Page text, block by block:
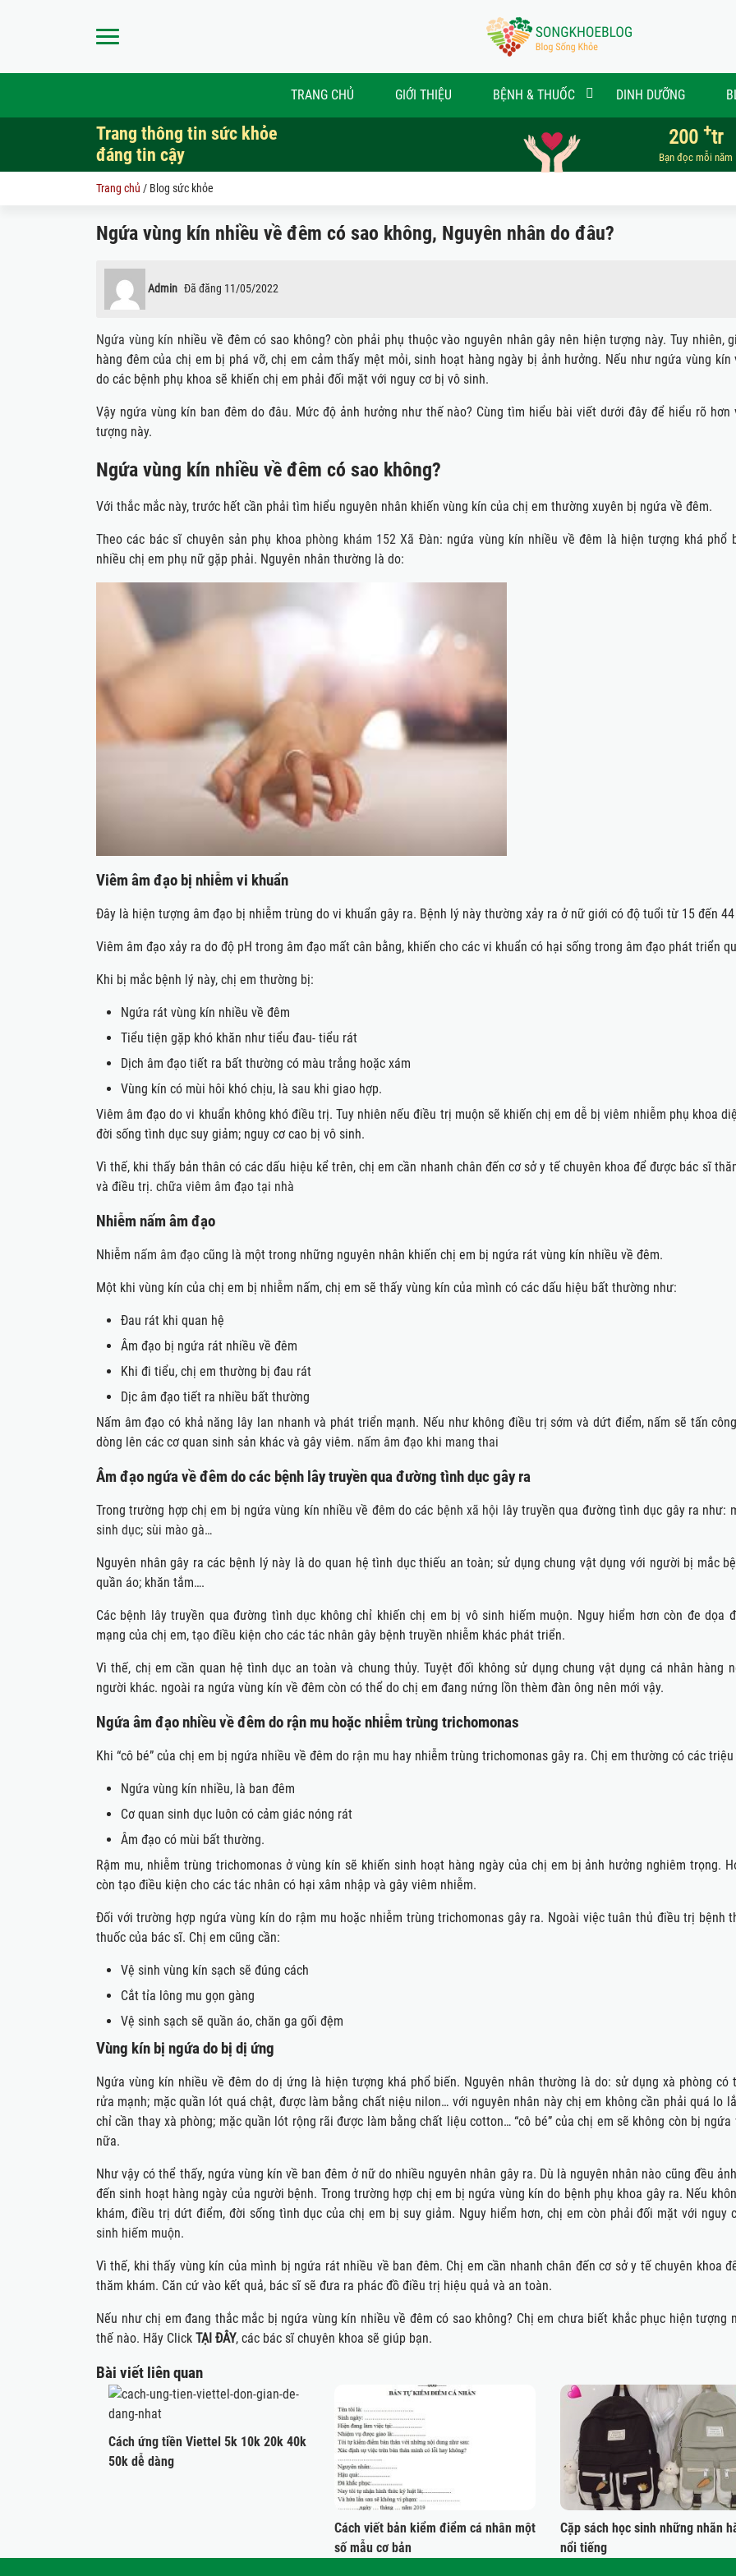
TRANG CHỦ GIỚI THIỆU BỆNH & THUỐC DINH DƯỠNG
Trang thông tin sức khỏe
đáng tin cậy
200 +tr
Bạn đọc mỗi năm
Trang chủ / Blog sức khỏe
Ngứa vùng kín nhiều về đêm có sao không, Nguyên nhân do đâu?
Admin Đã đăng 11/05/2022
Ngứa vùng kín nhiều về đêm có sao không? còn phải phụ thuộc vào nguyên nhân gây nên hiện tượng này. Tuy nhiên,
hàng đêm của chị em bị phá vỡ, chị em cảm thấy mệt mỏi, sinh hoạt hàng ngày bị ảnh hưởng. Nếu như ngứa vùng kín
do các bệnh phụ khoa sẽ khiến chị em phải đối mặt với nguy cơ bị vô sinh.
Vậy ngứa vùng kín ban đêm do đâu. Mức độ ảnh hưởng như thế nào? Cùng tìm hiểu bài viết dưới đây để hiểu rõ hơn
tượng này.
Ngứa vùng kín nhiều về đêm có sao không?
Với thắc mắc này, trước hết cần phải tìm hiểu nguyên nhân khiến vùng kín của chị em thường xuyên bị ngứa về đêm.
Theo các bác sĩ chuyên sản phụ khoa phòng khám 152 Xã Đàn: ngứa vùng kín nhiều về đêm là hiện tượng khá phổ
nhiều chị em phụ nữ gặp phải. Nguyên nhân thường là do:
Viêm âm đạo bị nhiễm vi khuẩn
Đây là hiện tượng âm đạo bị nhiễm trùng do vi khuẩn gây ra. Bệnh lý này thường xảy ra ở nữ giới có độ tuổi từ 15 đến
Viêm âm đạo xảy ra do độ pH trong âm đạo mất cân bằng, khiến cho các vi khuẩn có hại sống trong âm đạo phát triển
Khi bị mắc bệnh lý này, chị em thường bị:
Ngứa rát vùng kín nhiều về đêm
Tiểu tiện gặp khó khăn như tiểu đau- tiểu rát
Dịch âm đạo tiết ra bất thường có màu trắng hoặc xám
Vùng kín có mùi hôi khó chịu, là sau khi giao hợp.
Viêm âm đạo do vi khuẩn không khó điều trị. Tuy nhiên nếu điều trị muộn sẽ khiến chị em dễ bị viêm nhiễm phụ khoa
đời sống tình dục suy giảm; nguy cơ cao bị vô sinh.
Vì thế, khi thấy bản thân có các dấu hiệu kể trên, chị em cần nhanh chân đến cơ sở y tế chuyên khoa để được bác sĩ
và điều trị. chữa viêm âm đạo tại nhà
Nhiễm nấm âm đạo
Nhiễm nấm âm đạo cũng là một trong những nguyên nhân khiến chị em bị ngứa rát vùng kín nhiều về đêm.
Một khi vùng kín của chị em bị nhiễm nấm, chị em sẽ thấy vùng kín của mình có các dấu hiệu bất thường như:
Đau rát khi quan hệ
Âm đạo bị ngứa rát nhiều về đêm
Khi đi tiểu, chị em thường bị đau rát
Dịc âm đạo tiết ra nhiều bất thường
Nấm âm đạo có khả năng lây lan nhanh và phát triển mạnh. Nếu như không điều trị sớm và dứt điểm, nấm sẽ tấn
dòng lên các cơ quan sinh sản khác và gây viêm. nấm âm đạo khi mang thai
Âm đạo ngứa về đêm do các bệnh lây truyền qua đường tình dục gây ra
Trong trường hợp chị em bị ngứa vùng kín nhiều về đêm do các bệnh xã hội lây truyền qua đường tình dục gây ra như:
sinh dục; sùi mào gà…
Nguyên nhân gây ra các bệnh lý này là do quan hệ tình dục thiếu an toàn; sử dụng chung vật dụng với người bị mắc
quần áo; khăn tắm….
Các bệnh lây truyền qua đường tình dục không chỉ khiến chị em bị vô sinh hiếm muộn. Nguy hiểm hơn còn đe dọa
mạng của chị em, tạo điều kiện cho các tác nhân gây bệnh truyền nhiễm khác phát triển.
Vì thế, chị em cần quan hệ tình dục an toàn và chung thủy. Tuyệt đối không sử dụng chung vật dụng cá nhân hàng
người khác. ngoài ra ngứa vùng kín về đêm còn có thể do chị em đang nứng lồn thèm đàn ông nên mới vậy.
Ngứa âm đạo nhiều về đêm do rận mu hoặc nhiễm trùng trichomonas
Khi “cô bé” của chị em bị ngứa nhiều về đêm do rận mu hay nhiễm trùng trichomonas gây ra. Chị em thường có các
Ngứa vùng kín nhiều, là ban đêm
Cơ quan sinh dục luôn có cảm giác nóng rát
Âm đạo có mùi bất thường.
Rậm mu, nhiễm trùng trichomonas ở vùng kín sẽ khiến sinh hoạt hàng ngày của chị em bị ảnh hưởng nghiêm trọng.
còn tạo điều kiện cho các tác nhân có hại xâm nhập và gây viêm nhiễm.
Đối với trường hợp ngứa vùng kín do rậm mu hoặc nhiễm trùng trichomonas gây ra. Ngoài việc tuân thủ điều trị bệnh
thuốc của bác sĩ. Chị em cũng cần:
Vệ sinh vùng kín sạch sẽ đúng cách
Cắt tỉa lông mu gọn gàng
Vệ sinh sạch sẽ quần áo, chăn ga gối đệm
Vùng kín bị ngứa do bị dị ứng
Ngứa vùng kín nhiều về đêm do dị ứng là hiện tượng khá phổ biến. Nguyên nhân thường là do: sử dụng xà phòng có
rửa mạnh; mặc quần lót quá chật, được làm bằng chất niệu nilon… với nguyên nhân này chị em không cần phải quá lo
chỉ cần thay xà phòng; mặc quần lót rộng rãi được làm bằng chất liệu cotton… “cô bé” của chị em sẽ không còn bị ngứa
nữa.
Như vậy có thể thấy, ngứa vùng kín về ban đêm ở nữ do nhiều nguyên nhân gây ra. Dù là nguyên nhân nào cũng đều
đến sinh hoạt hàng ngày của người bệnh. Trong trường hợp chị em bị ngứa vùng kín do bệnh phụ khoa gây ra. Nếu
khám, điều trị dứt điểm, đời sống tình dục của chị em bị suy giảm. Nguy hiểm hơn, chị em còn phải đối mặt với nguy
sinh hiếm muộn.
Vì thế, khi thấy vùng kín của mình bị ngứa rát nhiều về ban đêm. Chị em cần nhanh chân đến cơ sở y tế chuyên khoa
thăm khám. Căn cứ vào kết quả, bác sĩ sẽ đưa ra phác đồ điều trị hiệu quả và an toàn.
Nếu như chị em đang thắc mắc bị ngứa vùng kín nhiều về đêm có sao không? Chị em chưa biết khắc phục hiện tượng
thế nào. Hãy Click TẠI ĐÂY, các bác sĩ chuyên khoa sẽ giúp bạn.
Bài viết liên quan
Cách ứng tiền Viettel 5k 10k 20k 40k
50k dễ dàng
Cách viết bản kiểm điểm cá nhân một
số mẫu cơ bản
Cặp sách học sinh những nhãn
nổi tiếng